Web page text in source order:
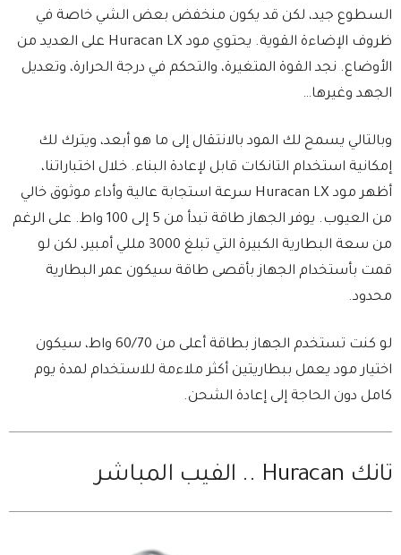
السطوع جيد، لكن قد يكون منخفض بعض الشي خاصة في
ظروف الإضاءة القوية. يحتوي مود Huracan LX على العديد من
الأوضاع. نجد القوة المتغيرة، والتحكم في درجة الحرارة، وتعديل
الجهد وغيرها…
وبالتالي يسمح لك المود بالانتقال إلى ما هو أبعد، ويترك لك
إمكانية استخدام التانكات قابل لإعادة البناء. خلال اختباراتنا،
أظهر مود Huracan LX سرعة استجابة عالية وأداء موثوق خالي
من العيوب. يوفر الجهاز طاقة تبدأ من 5 إلى 100 واط. على الرغم
من سعة البطارية الكبيرة التي تبلغ 3000 مللي أمبير، لكن لو
قمت بأستخدام الجهاز بأقصى طاقة سيكون عمر البطارية
محدود.
لو كنت تستخدم الجهاز بطاقة أعلى من 60/70 واط، سيكون
اختيار مود يعمل ببطاريتين أكثر ملاءمة للاستخدام لمدة يوم
كامل دون الحاجة إلى إعادة الشحن.
تانك Huracan .. الفيب المباشر